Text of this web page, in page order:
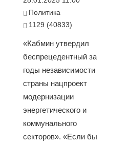
Политика
1129 (40833)
«Кабмин утвердил
беспрецедентный за
годы независимости
страны нацпроект
модернизации
энергетического и
коммунального
секторов». «Если бы